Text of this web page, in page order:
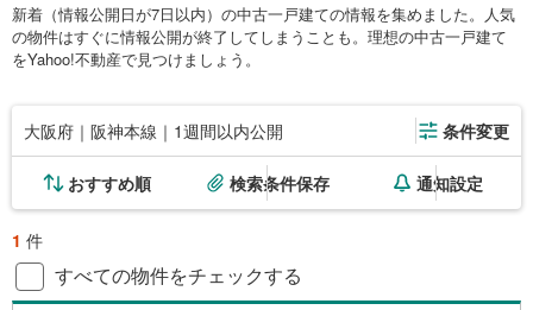
新着（情報公開日が7日以内）の中古一戸建ての情報を集めました。人気
の物件はすぐに情報公開が終了してしまうことも。理想の中古一戸建て
をYahoo!不動産で見つけましょう。
大阪府｜阪神本線｜1週間以内公開 条件変更
おすすめ順 検索条件保存 通知設定
1 件
すべての物件をチェックする